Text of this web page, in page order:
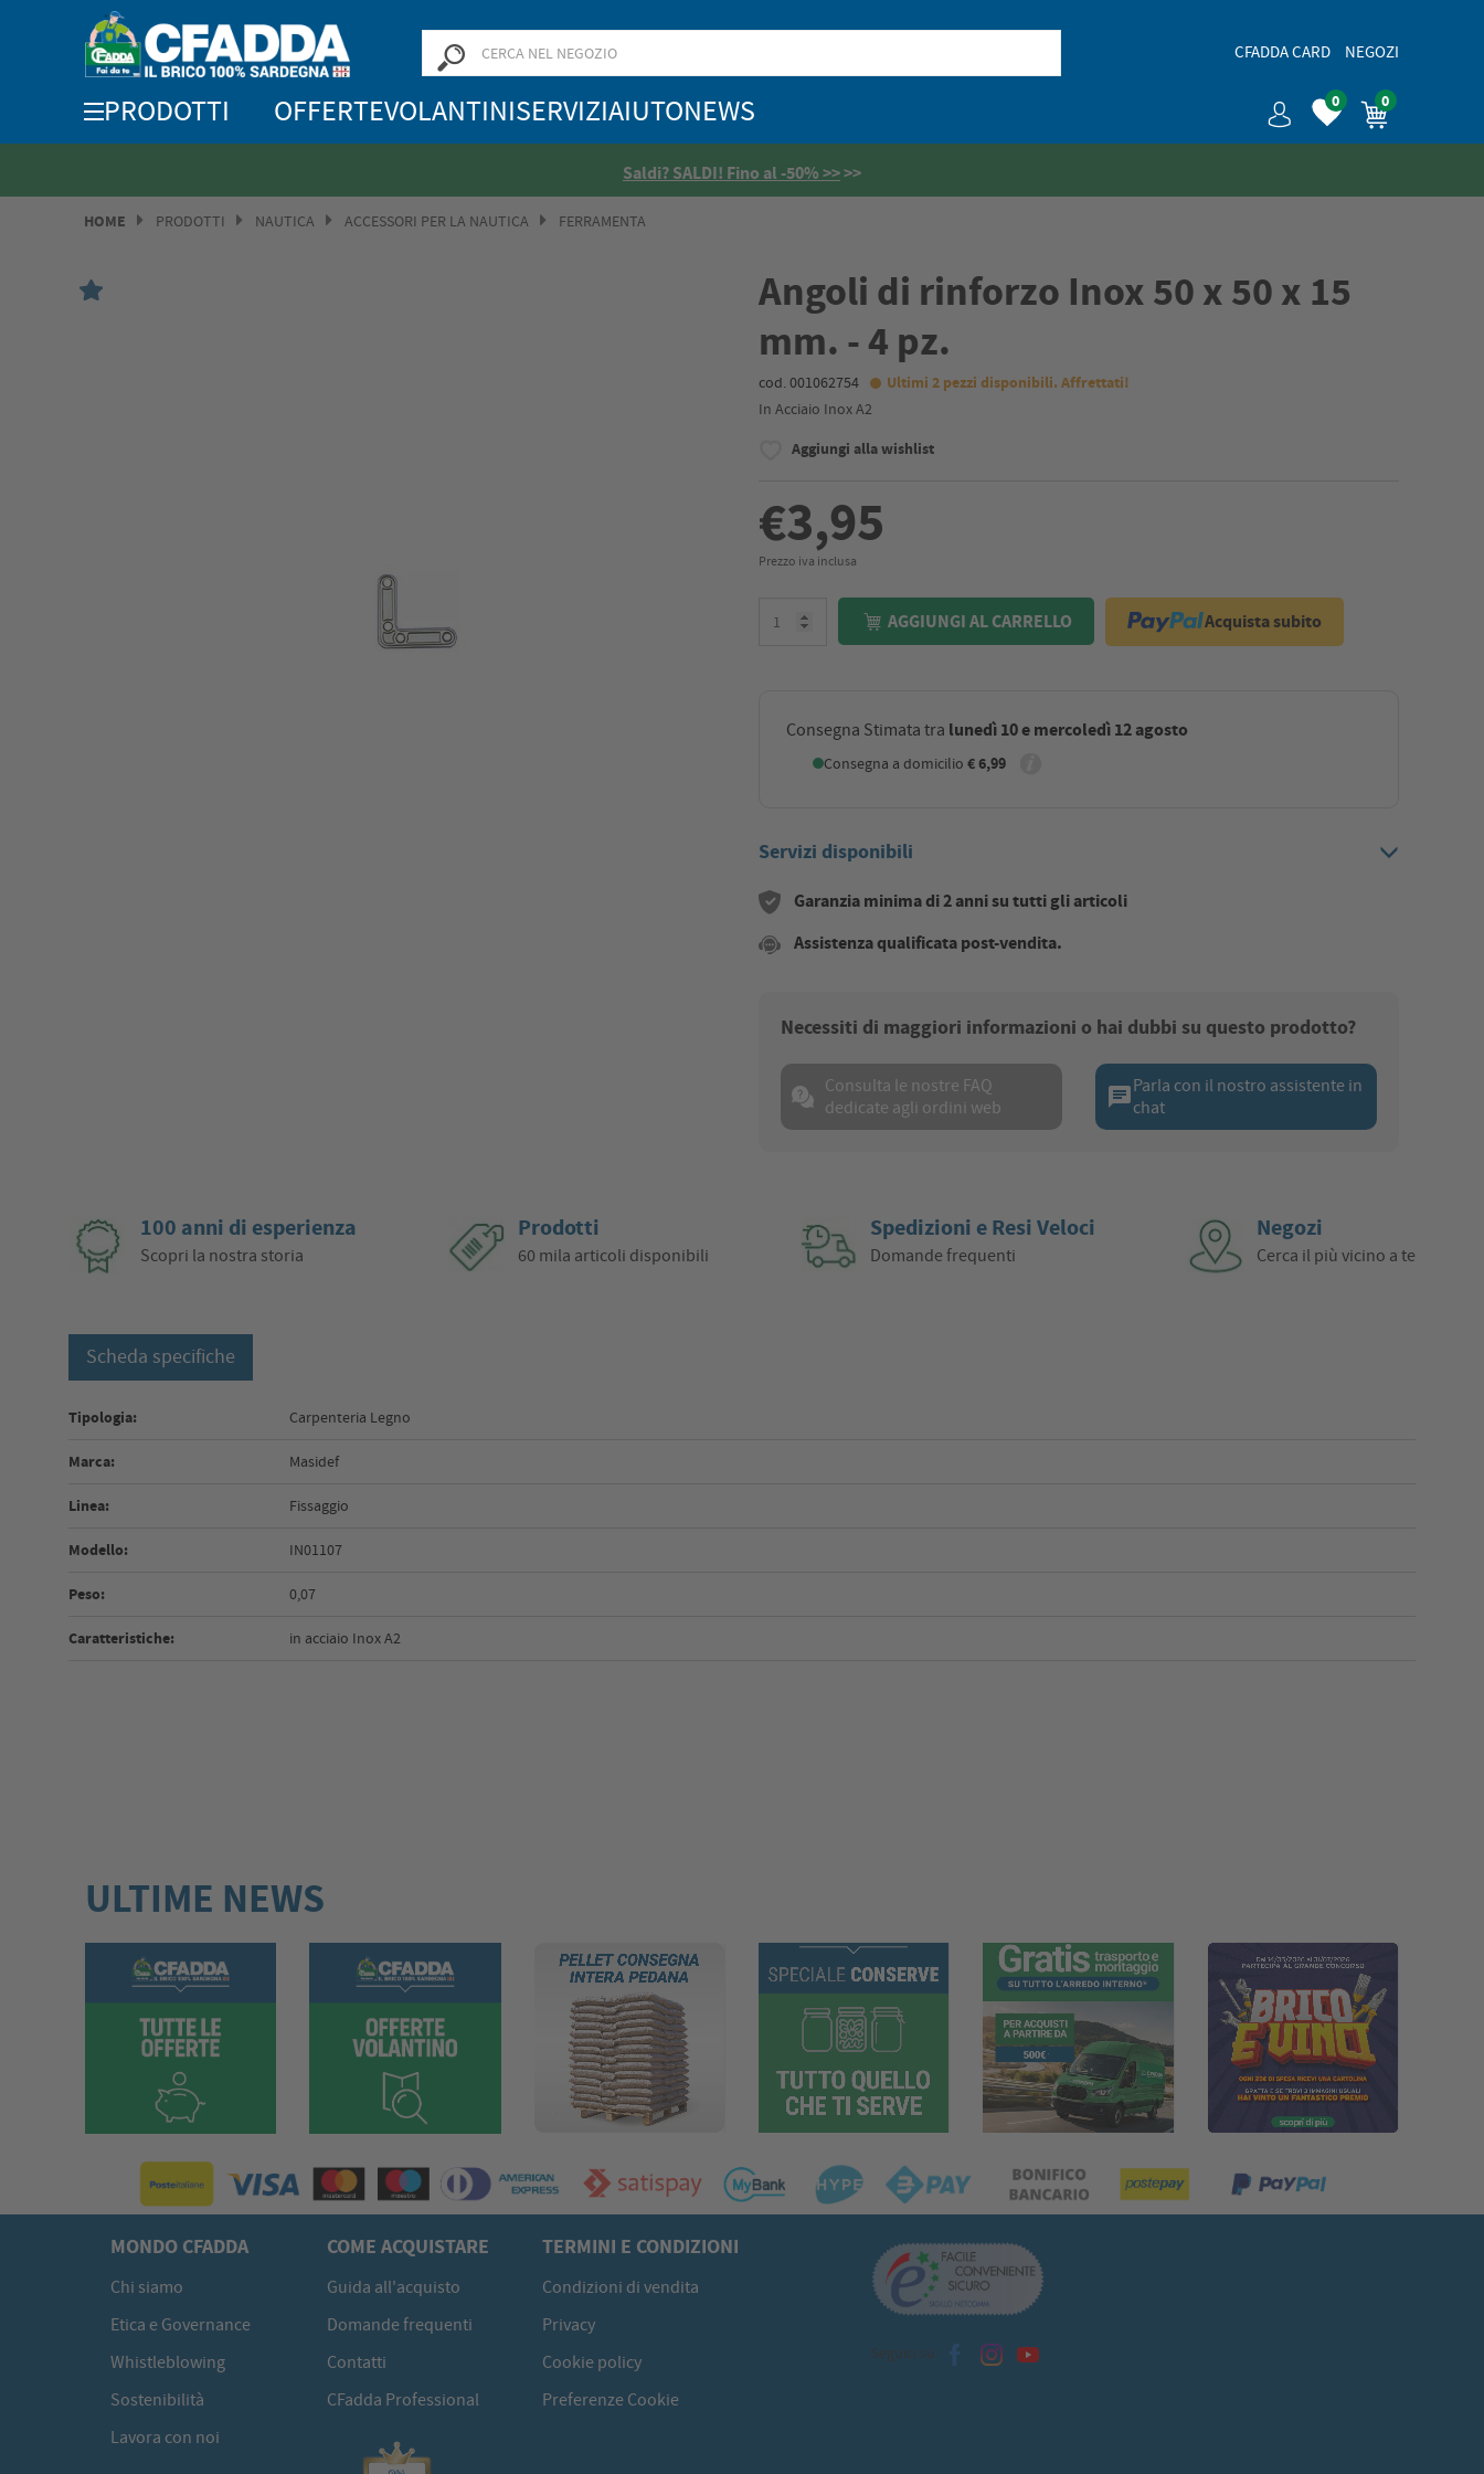
CFADDA CARD NEGOZI
0 0
PRODOTTI OFFERTEVOLANTINISERVIZIAIUTONEWS
Saldi? SALDI! Fino al -50% >>>>
HOME PRODOTTI NAUTICA ACCESSORI PER LA NAUTICA FERRAMENTA
Angoli di rinforzo Inox 50 x 50 x 15
mm. - 4 pz.
cod. 001062754 Ultimi 2 pezzi disponibili. Affrettati!
In Acciaio Inox A2
Aggiungi alla wishlist
€3,95
Prezzo iva inclusa
AGGIUNGI AL CARRELLO Acquista subito
Consegna Stimata tra lunedì 10 e mercoledì 12 agosto
Consegna a domicilio € 6,99
Servizi disponibili
Garanzia minima di 2 anni su tutti gli articoli
Assistenza qualificata post-vendita.
Necessiti di maggiori informazioni o hai dubbi su questo prodotto?
Consulta le nostre FAQ
dedicate agli ordini web
chatParla con il nostro assistente in
chat
100 anni di esperienza
Scopri la nostra storia
Prodotti
60 mila articoli disponibili
Spedizioni e Resi Veloci
Domande frequenti
Negozi
Cerca il più vicino a te
Scheda specifiche
Tipologia: Carpenteria Legno
Marca: Masidef
Linea: Fissaggio
Modello: IN01107
Peso: 0,07
Caratteristiche: in acciaio Inox A2
ULTIME NEWS
MONDO CFADDA
Chi siamo
Etica e Governance
Whistleblowing
Sostenibilità
Lavora con noi
COME ACQUISTARE
Guida all'acquisto
Domande frequenti
Contatti
CFadda Professional
TERMINI E CONDIZIONI
Condizioni di vendita
Privacy
Cookie policy
Preferenze Cookie
Seguici su